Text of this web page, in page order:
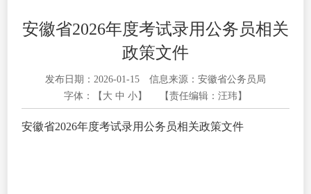
安徽省2026年度考试录用公务员相关
政策文件
发布日期：2026-01-15
信息来源：安徽省公务员局
字体：【 大 中 小 】 【责任编辑：汪玮】
安徽省2026年度考试录用公务员相关政策文件